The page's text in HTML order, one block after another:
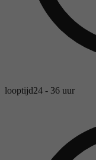
looptijd24 - 36 uur